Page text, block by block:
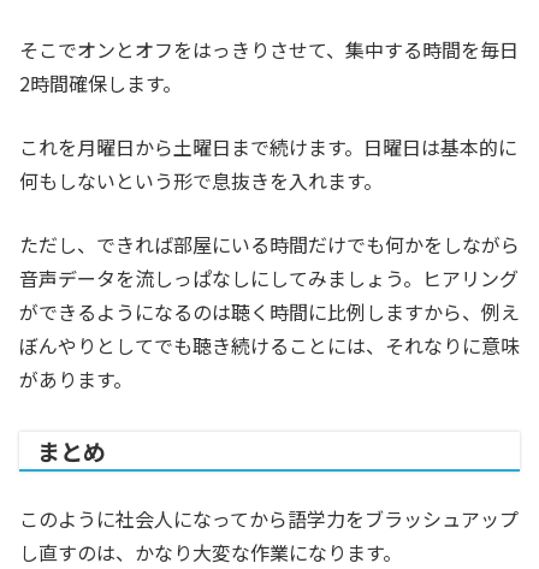
そこでオンとオフをはっきりさせて、集中する時間を毎日
2時間確保します。
これを月曜日から土曜日まで続けます。日曜日は基本的に
何もしないという形で息抜きを入れます。
ただし、できれば部屋にいる時間だけでも何かをしながら
音声データを流しっぱなしにしてみましょう。ヒアリング
ができるようになるのは聴く時間に比例しますから、例え
ぼんやりとしてでも聴き続けることには、それなりに意味
があります。
まとめ
このように社会人になってから語学力をブラッシュアップ
し直すのは、かなり大変な作業になります。